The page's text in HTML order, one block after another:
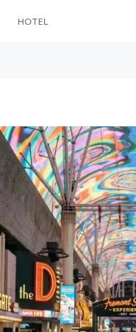
HOTEL